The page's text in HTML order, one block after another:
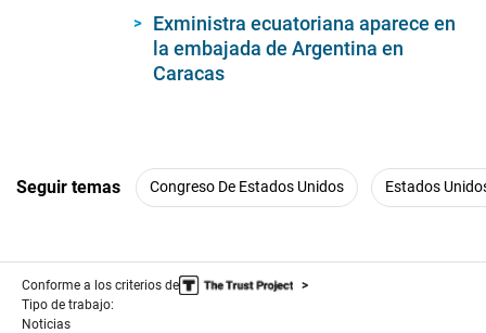
Exministra ecuatoriana aparece en
la embajada de Argentina en
Caracas
Seguir temas Congreso De Estados Unidos Estados
Conforme a los criterios de
Tipo de trabajo:
Noticias